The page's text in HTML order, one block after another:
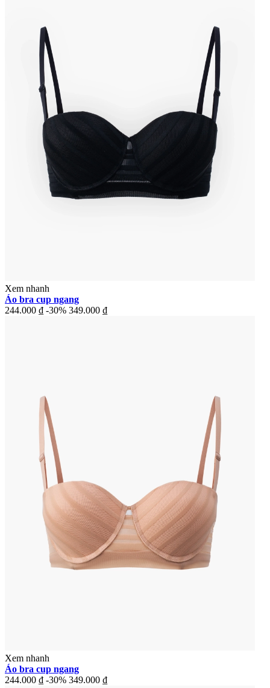
Xem nhanh
Áo bra cup ngang
244.000 ₫ -30% 349.000 ₫
Xem nhanh
Áo bra cup ngang
244.000 ₫ -30% 349.000 ₫